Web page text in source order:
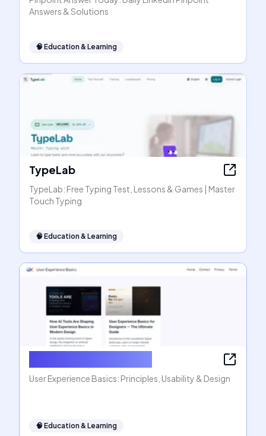
Answers & Solutions
🧠 Education & Learning
TypeLab
TypeLab: Free Typing Test, Lessons & Games | Master
Touch Typing
🧠 Education & Learning
User Experience Basics: Principles, Usability & Design
🧠 Education & Learning